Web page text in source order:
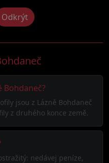
Odkrýt
Bohdaneč?
jsou z Lázně Bohdaneč
z druhého konce země.
nedávej peníze,